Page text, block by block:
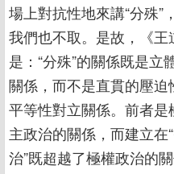
場上對抗性地來講“分殊”
我們也不取。是故，《王
是：“分殊”的關係既是
關係，而不是直貫的壓
平等性對立關係。前者
主政治的關係，而建立在
治”既超越了極權政治的